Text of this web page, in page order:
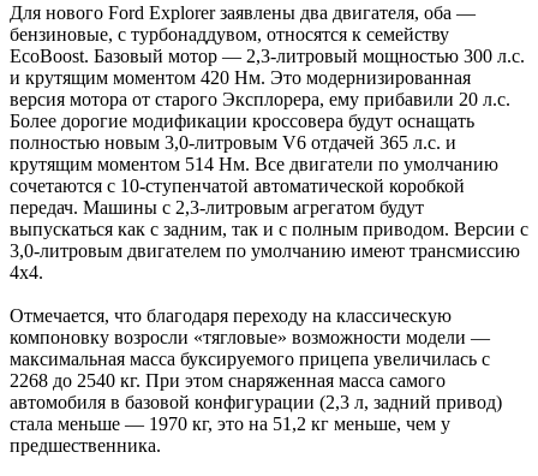
Для нового Ford Explorer заявлены два двигателя, оба —
бензиновые, с турбонаддувом, относятся к семейству
EcoBoost. Базовый мотор — 2,3-литровый мощностью 300 л.с.
и крутящим моментом 420 Нм. Это модернизированная
версия мотора от старого Эксплорера, ему прибавили 20 л.с.
Более дорогие модификации кроссовера будут оснащать
полностью новым 3,0-литровым V6 отдачей 365 л.с. и
крутящим моментом 514 Нм. Все двигатели по умолчанию
сочетаются с 10-ступенчатой автоматической коробкой
передач. Машины с 2,3-литровым агрегатом будут
выпускаться как с задним, так и с полным приводом. Версии с
3,0-литровым двигателем по умолчанию имеют трансмиссию
4x4.
Отмечается, что благодаря переходу на классическую
компоновку возросли «тягловые» возможности модели —
максимальная масса буксируемого прицепа увеличилась с
2268 до 2540 кг. При этом снаряженная масса самого
автомобиля в базовой конфигурации (2,3 л, задний привод)
стала меньше — 1970 кг, это на 51,2 кг меньше, чем у
предшественника.